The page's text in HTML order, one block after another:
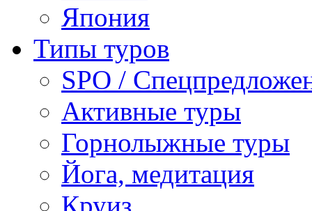
Япония
Типы туров
SPO /
Активные туры
Горнолыжные туры
Йога, медитация